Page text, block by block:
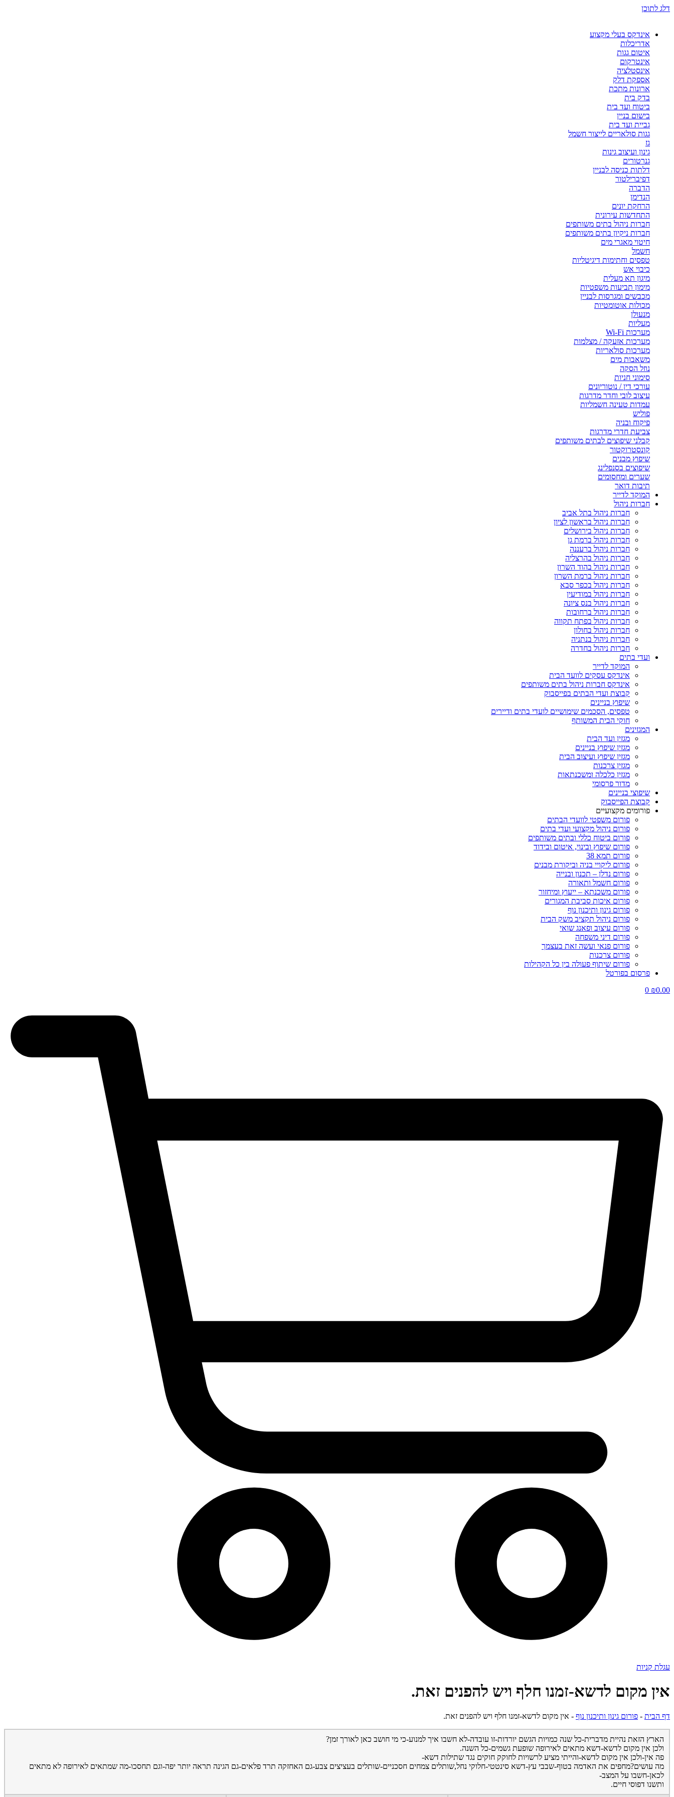
דלג לתוכן
אינדקס בעלי מקצוע
אדריכלות
איטום גגות
אינטרקום
אינסטלציה
אספקת דלק
ארונות מתכת
בדק בית
ביטוח ועד בית
בישום בניין
גביית ועד בית
גגות סולאריים לייצור חשמל
גז
גינון ועיצוב גינות
גנרטורים
דלתות כניסה לבניין
דפיברילטור
הדברה
הנדימן
הרחקת יונים
התחדשות עירונית
חברות ניהול בתים משותפים
חברות ניקיון בתים משותפים
חיטוי מאגרי מים
חשמל
טפסים וחתימות דיגיטליות
כיבוי אש
מיגון תא מעלית
מימון תביעות משפטיות
מכבשים ומגרסות לבניין
מכולות אוטומטיות
מנעולן
מעליות
מערכות Wi-Fi
מערכות אזעקה / מצלמות
מערכות סולאריות
משאבות מים
נוזל הסקה
סימוני חניות
עורכי דין / נוטוריונים
עיצוב לובי וחדר מדרגות
עמדות טעינה חשמליות
פוליש
פיקוח ובניה
צביעת חדרי מדרגות
קבלני שיפוצים לבתים משותפים
קונסטרוקטור
שיפוץ מבנים
שיפוצים בסנפלינג
שערים ומחסומים
תיבות דואר
המוקד לדייר
חברות ניהול
חברות ניהול בתל אביב
חברות ניהול בראשון לציון
חברות ניהול בירושלים
חברות ניהול ברמת גן
חברות ניהול ברעננה
חברות ניהול בהרצליה
חברות ניהול בהוד השרון
חברות ניהול ברמת השרון
חברות ניהול בכפר סבא
חברות ניהול במודיעין
חברות ניהול בנס ציונה
חברות ניהול ברחובות
חברות ניהול בפתח תקווה
חברות ניהול בחולון
חברות ניהול בנתניה
חברות ניהול בחדרה
ועדי בתים
המוקד לדייר
אינדקס עסקים לוועד הבית
אינדקס חברות ניהול בתים משותפים
קבוצת ועדי הבתים בפייסבוק
שיפוץ בניינים
טפסים, הסכמים שימושיים לועדי בתים ודיירים
חוקי הבית המשותף
המגזינים
מגזין ועד הבית
מגזין שיפוץ בניינים
מגזין שיפוץ ועיצוב הבית
מגזין צרכנות
מגזין כלכלה ומשכנתאות
מדור פרסומי
שיפוצי בניינים
קבוצת הפייסבוק
פורומים מקצועיים
פורום משפטי לוועדי הבתים
פורום ניהול מקצועי ועדי בתים
פורום ביטוח כללי ובתים משותפים
פורום שיפוץ ובינוי, איטום ובידוד
פורום תמא 38
פורום ליקויי בניה וביקורת מבנים
פורום נדלן – תכנון ובנייה
פורום חשמל ותאורה
פורום משכנתא – ייעוץ ומיחזור
פורום איכות סביבת המגורים
פורום גינון ותיכנון נוף
פורום ניהול תקציב משק הבית
פורום עיצוב ופאנג שואי
פורום דיני משפחה
פורום פנאי ועשה זאת בעצמך
פורום צרכנות
פורום שיתוף פעולה בין כל הקהילות
פרסום בפורטל
₪0.00
0
עגלת קניות
אין מקום לדשא-זמנו חלף ויש להפנים זאת.
דף הבית - פורום גינון ותיכנון נוף - אין מקום לדשא-זמנו חלף ויש להפנים זאת.
הארץ הזאת נהיית מדברית-כל שנה כמויות הגשם יורדות-זו עובדה-לא חשבו איך למנוע-כי מי חושב כאן לאורך זמן?
ולכן אין מקום לדשא-דשא מתאים לאירופה שופעת גשמים-כל השנה.
פה אין-ולכן אין מקום לדשא-והייתי מציע לרשויות לחוקק חוקים נגד שתילות דשא-
מה עושים?מחפים את האדמה בטוף-שבבי עץ-דשא סינטטי-חלוקי נחל,שותלים צמחים חסכניים-שותלים בעציצים צבע-גם האחזקה תרד פלאים-גם הגינה תראה יותר יפה-וגם תחסכו-מה שמתאים לאירופה לא מתאים
לכאן-חשבו על המצב-
ותשנו דפוסי חיים.